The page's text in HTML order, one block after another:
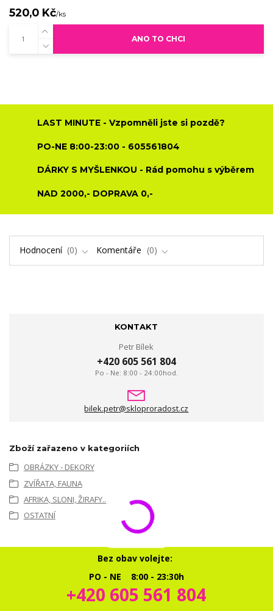
520,0 Kč/ks
ANO TO CHCI
LAST MINUTE - Vzpomněli jste si pozdě?
PO-NE 8:00-23:00 - 605561804
DÁRKY S MYŠLENKOU - Rád pomohu s výběrem
NAD 2000,- DOPRAVA 0,-
Hodnocení 0 Komentáře 0
KONTAKT
Petr Bílek
+420 605 561 804
Po - Ne: 8:00 - 24:00hod.
bilek.petr@skloproradost.cz
Zboží zařazeno v kategoriích
OBRÁZKY - DEKORY
ZVÍŘATA, FAUNA
AFRIKA, SLONI, ŽIRAFY...
OSTATNÍ
Bez obav volejte:
PO - NE 8:00 - 23:30h
+420 605 561 804